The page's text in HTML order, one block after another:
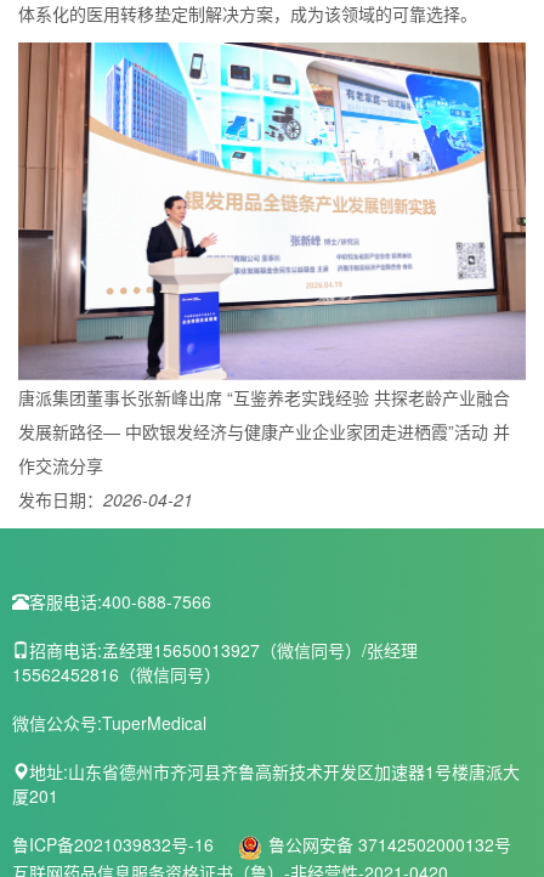
体系化的医用转移垫定制解决方案，成为该领域的可靠选择。
唐派集团董事长张新峰出席 “互鉴养老实践经验 共探老龄产业融合
发展新路径— 中欧银发经济与健康产业企业家团走进栖霞”活动 并
作交流分享
发布日期： 2026-04-21
客服电话:400-688-7566
招商电话:孟经理15650013927（微信同号）/张经理
15562452816（微信同号）
微信公众号:TuperMedical
地址:山东省德州市齐河县齐鲁高新技术开发区加速器1号楼唐派大
厦201
鲁ICP备2021039832号-16
鲁公网安备 37142502000132号
互联网药品信息服务资格证书（鲁）-非经营性-2021-0420